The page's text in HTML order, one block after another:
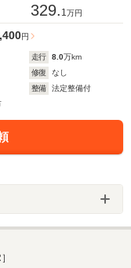
329. 1万円
円
走行 8.0万km
修復
なし
整備
法定整備付